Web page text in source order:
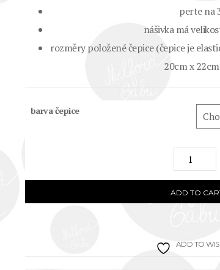
perte na
nášivka má
rozměry položené čepice (čepice je
20cm x
barva čepice
"Ticho,
nevidim"
EKO
/
šedá
ADD TO
ADD TO